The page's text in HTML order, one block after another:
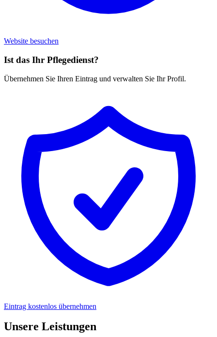
Website besuchen
Ist das Ihr Pflegedienst?
Übernehmen Sie Ihren Eintrag und verwalten Sie Ihr Profil.
Eintrag kostenlos übernehmen
Unsere Leistungen